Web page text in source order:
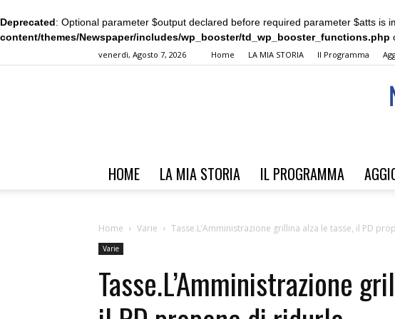
Deprecated: Optional parameter $output declared before required parameter $atts is
content/themes/Newspaper/includes/wp_booster/td_wp_booster_functions.php
venerdì, Agosto 7, 2026 Home LA MIA STORIA Il Programma
HOME LA MIA STORIA IL PROGRAMMA
Home Varie Tasse.L’Amministrazione grillina alza le tasse, il PD
Varie
Tasse.L’Amministrazione